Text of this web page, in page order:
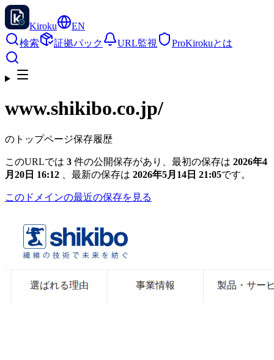
Kiroku
EN
検索
証拠パック URL監視 ProKirokuとは
www.shikibo.co.jp/
のトップページ保存履歴
このURLでは 3 件の公開保存があり、最初の保存は 2026年4
月20日 16:12
、最新の保存は 2026年5月14日 21:05です。
このドメインの最近の保存を見る